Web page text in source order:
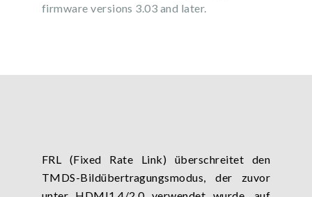
firmware versions 3.03 and later.
FRL (Fixed Rate Link) überschreitet den
TMDS-Bildübertragungsmodus, der zuvor